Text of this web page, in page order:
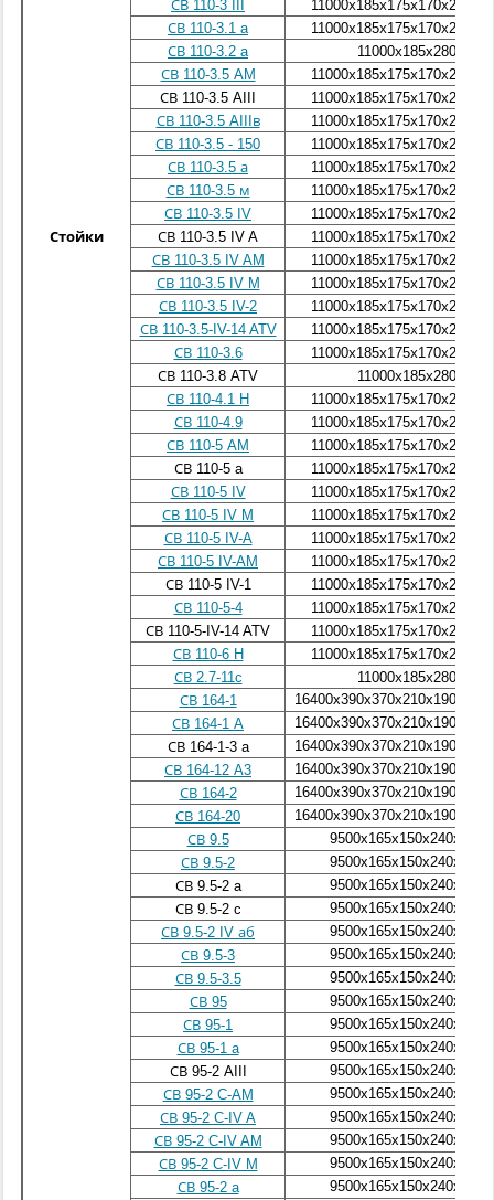
Стойки
СВ 110-3 III
СВ 110-3.1 a
СВ 110-3.2 a
11000х185x280
СВ 110-3.5 AM
СВ 110-3.5 AIII
СВ 110-3.5 AIIIв
СВ 110-3.5 - 150
СВ 110-3.5 а
СВ 110-3.5 м
СВ 110-3.5 IV
СВ 110-3.5 IV A
СВ 110-3.5 IV AM
СВ 110-3.5 IV M
СВ 110-3.5 IV-2
СВ 110-3.5-IV-14 ATV
СВ 110-3.6
СВ 110-3.8 ATV
11000х185х280
СВ 110-4.1 H
СВ 110-4.9
СВ 110-5 AM
СВ 110-5 a
СВ 110-5 IV
СВ 110-5 IV M
СВ 110-5 IV-A
СВ 110-5 IV-AM
СВ 110-5 IV-1
СВ 110-5-4
СВ 110-5-IV-14 ATV
СВ 110-6 H
СВ 2.7-11c
11000х185х280
СВ 164-1
СВ 164-1 A
СВ 164-1-3 a
СВ 164-12 A3
СВ 164-2
СВ 164-20
СВ 9.5
9500x165x150x240x165
СВ 9.5-2
9500x165x150x240x165
СВ 9.5-2 a
9500x165x150x240x165
СВ 9.5-2 c
9500x165x150x240x165
СВ 9.5-2 IV аб
9500x165x150x240x165
СВ 9.5-3
9500x165x150x240x165
СВ 9.5-3.5
9500x165x150x240x165
СВ 95
9500x165x150x240x165
СВ 95-1
9500x165x150x240x165
СВ 95-1 a
9500x165x150x240x165
СВ 95-2 AIII
9500x165x150x240x165
СВ 95-2 C-AM
9500x165x150x240x165
СВ 95-2 C-IV A
9500x165x150x240x165
СВ 95-2 C-IV AM
9500x165x150x240x165
СВ 95-2 C-IV M
9500x165x150x240x165
СВ 95-2 a
9500x165x150x240x165